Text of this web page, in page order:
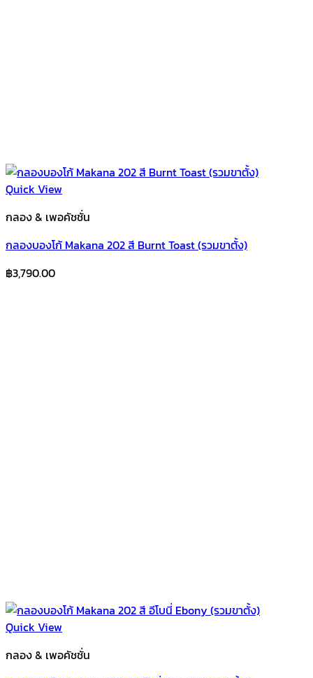
Quick View
กลอง & เพอคัชชั่น
กลองบองโก้ Makana 202 สี Burnt Toast (รวมขาตั้ง)
฿3,790.00
Quick View
กลอง & เพอคัชชั่น